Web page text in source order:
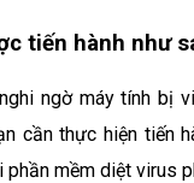
tiến hành như
ngờ máy tính bị
cần thực hiện tiến
mềm diệt virus